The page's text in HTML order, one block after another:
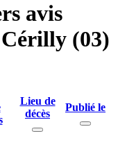
avis
(03)
Lieu de
décès
Publié le